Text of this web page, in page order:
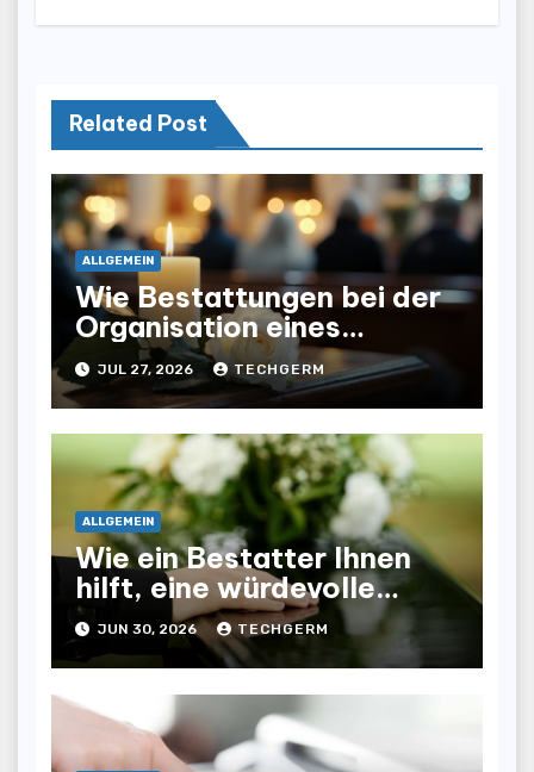
Related Post
ALLGEMEIN
Wie Bestattungen bei der
Organisation eines
würdevollen Abschieds
helfen
JUL 27, 2026 TECHGERM
ALLGEMEIN
Wie ein Bestatter Ihnen
hilft, eine würdevolle
Abschiednahme für Ihre
Liebsten zu gestalten
JUN 30, 2026 TECHGERM